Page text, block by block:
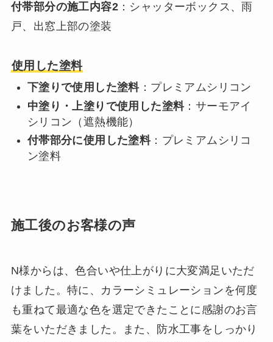
付帯部分の施工内容2：シャッターボックス、雨
戸、出窓上部の塗装
使用した塗料
下塗りで使用した塗料：プレミアムシリコン
中塗り・上塗りで使用した塗料：サーモアイ
シリコン（遮熱機能）
付帯部分に使用した塗料：プレミアムシリコ
ン塗料
施工後のお客様の声
N様からは、色合いや仕上がりに大変満足いただ
けました。特に、カラーシミュレーションを何度
も重ねて最適な色を選定できたことに感謝のお言
葉をいただきました。また、防水工事をしっかり